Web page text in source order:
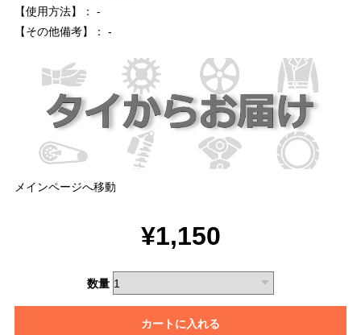
【使用方法】： -
【その他備考】： -
メインページへ移動
¥1,150
数量
カートに入れる